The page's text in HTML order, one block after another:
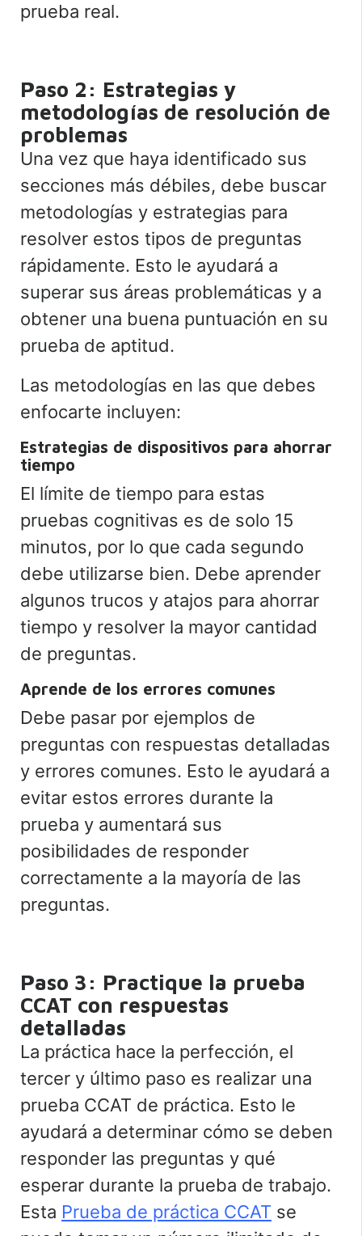
prueba real.
Paso 2: Estrategias y
metodologías de resolución de
problemas
Una vez que haya identificado sus
secciones más débiles, debe buscar
metodologías y estrategias para
resolver estos tipos de preguntas
rápidamente. Esto le ayudará a
superar sus áreas problemáticas y a
obtener una buena puntuación en su
prueba de aptitud.
Las metodologías en las que debes
enfocarte incluyen:
Estrategias de dispositivos para ahorrar
tiempo
El límite de tiempo para estas
pruebas cognitivas es de solo 15
minutos, por lo que cada segundo
debe utilizarse bien. Debe aprender
algunos trucos y atajos para ahorrar
tiempo y resolver la mayor cantidad
de preguntas.
Aprende de los errores comunes
Debe pasar por ejemplos de
preguntas con respuestas detalladas
y errores comunes. Esto le ayudará a
evitar estos errores durante la
prueba y aumentará sus
posibilidades de responder
correctamente a la mayoría de las
preguntas.
Paso 3: Practique la prueba
CCAT con respuestas
detalladas
La práctica hace la perfección, el
tercer y último paso es realizar una
prueba CCAT de práctica. Esto le
ayudará a determinar cómo se deben
responder las preguntas y qué
esperar durante la prueba de trabajo.
Esta Prueba de práctica CCAT se